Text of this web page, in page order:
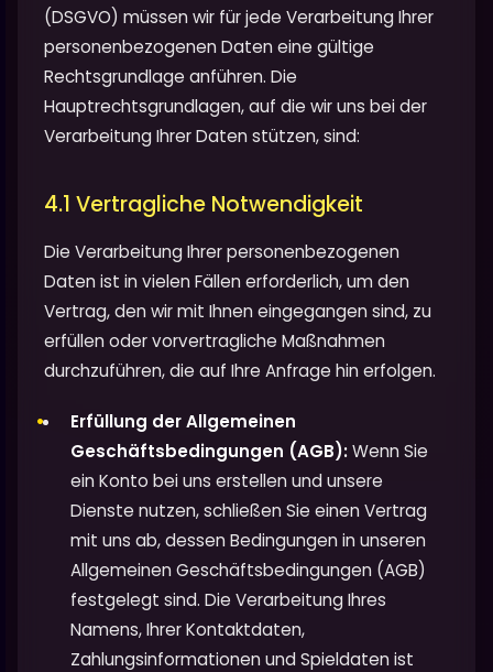
(DSGVO) müssen wir für jede Verarbeitung Ihrer
personenbezogenen Daten eine gültige
Rechtsgrundlage anführen. Die
Hauptrechtsgrundlagen, auf die wir uns bei der
Verarbeitung Ihrer Daten stützen, sind:
4.1 Vertragliche Notwendigkeit
Die Verarbeitung Ihrer personenbezogenen
Daten ist in vielen Fällen erforderlich, um den
Vertrag, den wir mit Ihnen eingegangen sind, zu
erfüllen oder vorvertragliche Maßnahmen
durchzuführen, die auf Ihre Anfrage hin erfolgen.
Erfüllung der Allgemeinen
Geschäftsbedingungen (AGB):Wenn Sie
ein Konto bei uns erstellen und unsere
Dienste nutzen, schließen Sie einen Vertrag
mit uns ab, dessen Bedingungen in unseren
Allgemeinen Geschäftsbedingungen (AGB)
festgelegt sind. Die Verarbeitung Ihres
Namens, Ihrer Kontaktdaten,
Zahlungsinformationen und Spieldaten ist